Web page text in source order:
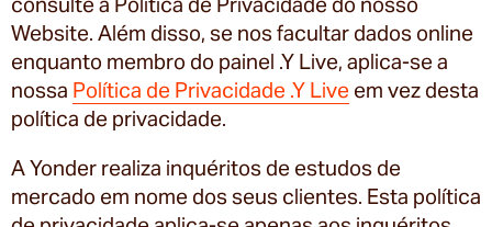
Website. Além disso, se nos facultar dados online
enquanto membro do painel .Y Live, aplica-se a
nossa Política de Privacidade .Y Live em vez desta
política de privacidade.
A Yonder realiza inquéritos de estudos de
mercado em nome dos seus clientes. Esta política